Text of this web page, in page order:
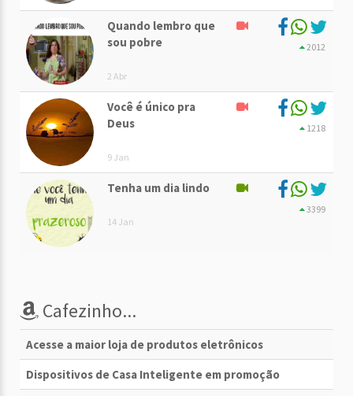
Quando lembro que
sou pobre
2 Abr
2012
Você é único pra
Deus
9 Jan
1218
Tenha um dia lindo
14 Jan
3399
Cafezinho...
Acesse a maior loja de produtos eletrônicos
Dispositivos de Casa Inteligente em promoção